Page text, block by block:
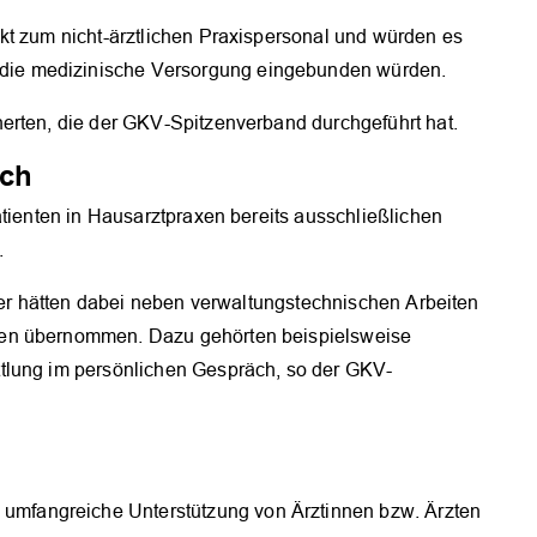
zum nicht-ärztlichen Praxispersonal und würden es
medizinische Versorgung eingebunden würden.
die der GKV-Spitzenverband durchgeführt hat.
in Hausarztpraxen bereits ausschließlichen
hätten dabei neben verwaltungstechnischen Arbeiten
übernommen. Dazu gehörten beispielsweise
im persönlichen Gespräch, so der GKV-
Unterstützung von Ärztinnen bzw. Ärzten